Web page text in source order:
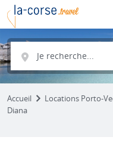
Je recherche...
Accueil Locations Porto-
Diana